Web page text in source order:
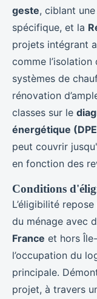
geste, ciblant
spécifique, et la
projets intégrant
comme
systèmes de
rénovation
classes sur le
énergétique
peut couvrir
en fonction des
Conditions
L’éligibilité
du ménage avec
France et hors
l’occupation du
principale.
projet, à travers